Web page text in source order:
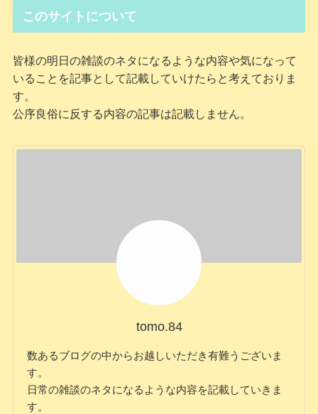
このサイトについて
皆様の明日の雑談のネタになるような内容や気になって
いることを記事として記載していけたらと考えておりま
す。
公序良俗に反する内容の記事は記載しません。
tomo.84
数あるブログの中からお越しいただき有難うございま
す。
日常の雑談のネタになるような内容を記載していきま
す。